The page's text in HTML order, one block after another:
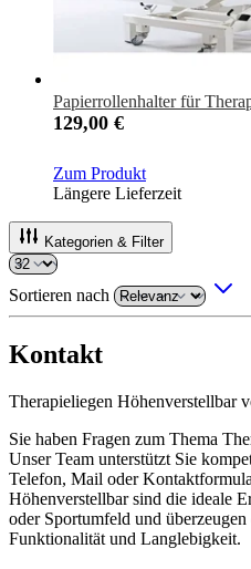
Papierrollenhalter für
129,00 €
Zum Produkt
Längere Lieferzeit
Kategorien & Filter
Sortieren nach
Kontakt
Therapieliegen Höhenverstellbar
Sie haben Fragen zum Thema
Unser Team unterstützt Sie
Telefon, Mail oder
Höhenverstellbar sind die ideale
oder Sportumfeld und
Funktionalität und Langlebigkeit.